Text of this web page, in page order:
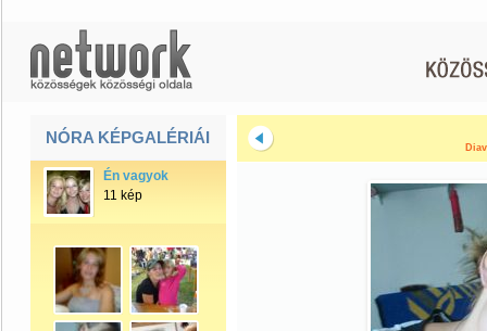
NÓRA KÉPGALÉRIÁI
Én vagyok
11 kép